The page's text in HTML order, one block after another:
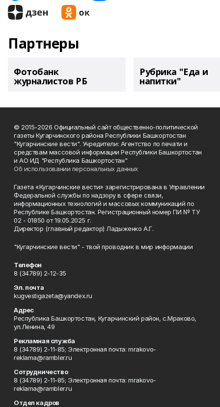
Партнеры
Фотобанк
журналистов РБ
Рубрика "Еда и
напитки"
© 2015-2026 Официальный сайт общественно-политической
газеты Кугарчинского района Республики Башкортостан
"Кугарчинские вести". Учредители: Агентство по печати и
средствам массовой информации Республики Башкортостан
и АО ИД "Республика Башкортостан"
Об использовании персональных данных
Газета «Кугарчинские вести» зарегистрирована в Управлении
Федеральной службы по надзору в сфере связи,
информационных технологий и массовых коммуникаций по
Республике Башкортостан. Регистрационный номер ПИ № ТУ
02 - 01850 от 19.05.2025 г.
Директор (главный редактор) Ладыженко А.Г.
"Кугарчинские вести" - твой проводник в мир информации
Телефон
8 (34789) 2-12-35
Эл. почта
kugvestigazeta@yandex.ru
Адрес
Республика Башкортостан, Кугарчинский район, с.Мраково,
ул.Ленина, 49
Рекламная служба
8 (34789) 2-11-85; Электронная почта: mrakovo-
reklama@rambler.ru
Сотрудничество
8 (34789) 2-11-85; Электронная почта: mrakovo-
reklama@rambler.ru
Отдел кадров